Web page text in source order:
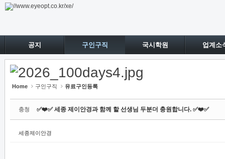
공지 구인구직 국시학원 업계소
Home 구인구직 유료구인등록
충청 ✅❤️✅ 세종 제이안경과 함께 할 선생님 두분더 충원합니다. ✅❤️✅
세종제이안경